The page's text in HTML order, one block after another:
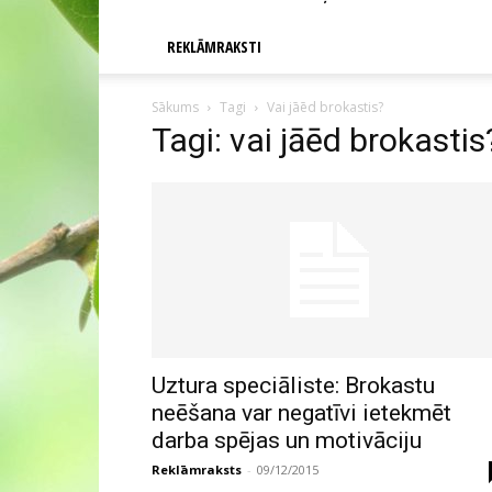
REKLĀMRAKSTI
Sākums Tagi Vai jāēd brokastis?
Tagi: vai jāēd
Uztura speciāliste: Brokastu
neēšana var negatīvi ietekmēt
darba spējas un motivāciju
Reklāmraksts - 09/12/2015